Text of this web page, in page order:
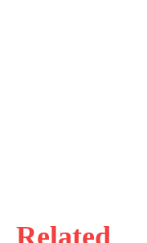
Related